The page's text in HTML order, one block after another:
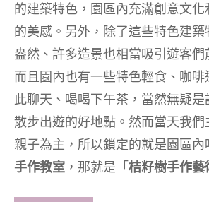
的建築特色，園區內充滿創意文
的美感。另外，除了這些特色建
盎然、許多造景也相當吸引遊客們
而且園內也有一些特色輕食、咖
此聊天、喝喝下午茶，當然無疑是
散步出遊的好地點。然而當天我們
親子為主，所以鎖定的就是園區內
手作教室 ，那就是「桔籽樹手作藝